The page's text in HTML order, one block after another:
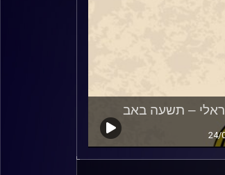
– תשעה באב
24/